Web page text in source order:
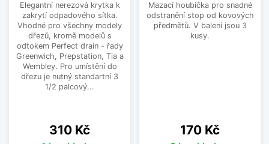
Elegantní nerezová krytka k
zakrytí odpadového sítka.
Vhodné pro všechny modely
dřezů, kromě modelů s
odtokem Perfect drain - řady
Greenwich, Prepstation, Tia a
Wembley. Pro umístění do
dřezu je nutný standartní 3
1/2 palcový...
Cena
310 Kč
Mazací houbička pro snadné
odstranění stop od kovových
předmětů. V balení jsou 3
kusy.
Cena
170 Kč